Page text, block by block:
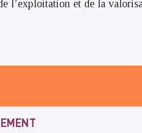
l’exploitation et de la